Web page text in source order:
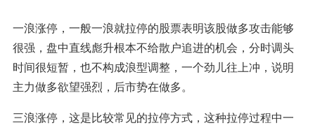
一浪涨停，一般一浪就拉停的股票表明该股做多攻击能够
很强，盘中直线彪升根本不给散户追进的机会，分时调头
时间很短暂，也不构成浪型调整，一个劲儿往上冲，说明
主力做多欲望强烈，后市势在做多。
三浪涨停，这是比较常见的拉停方式，这种拉停过程中一